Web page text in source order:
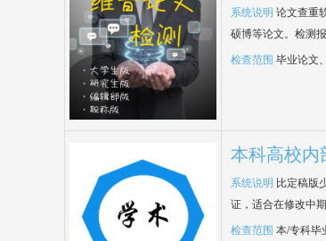
系统说明 论文查重
硕博等论文。检测
检查范围 毕业论文
本科高校内
系统说明 比定稿版
证，适合在修改中
检查范围 本/专科毕